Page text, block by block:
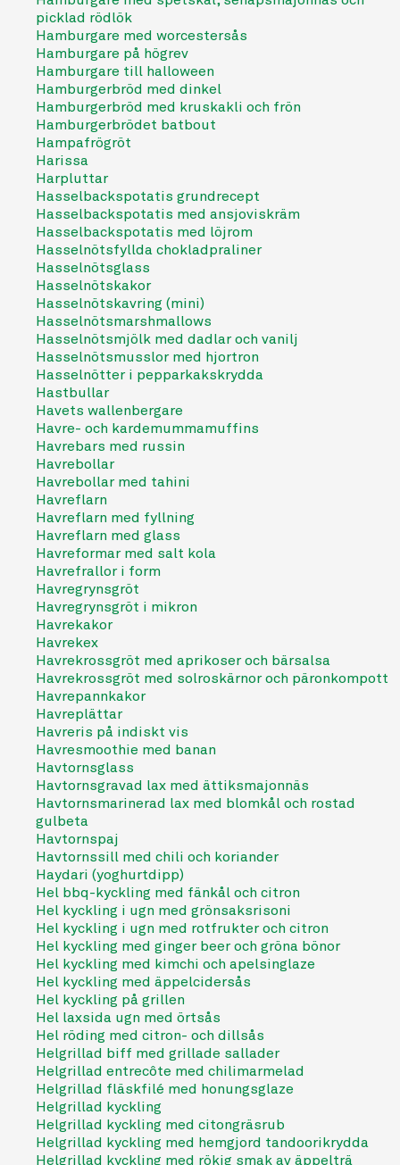
picklad rödlök
Hamburgare med worcestersås
Hamburgare på högrev
Hamburgare till halloween
Hamburgerbröd med dinkel
Hamburgerbröd med kruskakli och frön
Hamburgerbrödet batbout
Hampafrögröt
Harissa
Harpluttar
Hasselbackspotatis grundrecept
Hasselbackspotatis med ansjoviskräm
Hasselbackspotatis med löjrom
Hasselnötsfyllda chokladpraliner
Hasselnötsglass
Hasselnötskakor
Hasselnötskavring (mini)
Hasselnötsmarshmallows
Hasselnötsmjölk med dadlar och vanilj
Hasselnötsmusslor med hjortron
Hasselnötter i pepparkakskrydda
Hastbullar
Havets wallenbergare
Havre- och kardemummamuffins
Havrebars med russin
Havrebollar
Havrebollar med tahini
Havreflarn
Havreflarn med fyllning
Havreflarn med glass
Havreformar med salt kola
Havrefrallor i form
Havregrynsgröt
Havregrynsgröt i mikron
Havrekakor
Havrekex
Havrekrossgröt med aprikoser och bärsalsa
Havrekrossgröt med solroskärnor och päronkompott
Havrepannkakor
Havreplättar
Havreris på indiskt vis
Havresmoothie med banan
Havtornsglass
Havtornsgravad lax med ättiksmajonnäs
Havtornsmarinerad lax med blomkål och rostad
gulbeta
Havtornspaj
Havtornssill med chili och koriander
Haydari (yoghurtdipp)
Hel bbq-kyckling med fänkål och citron
Hel kyckling i ugn med grönsaksrisoni
Hel kyckling i ugn med rotfrukter och citron
Hel kyckling med ginger beer och gröna bönor
Hel kyckling med kimchi och apelsinglaze
Hel kyckling med äppelcidersås
Hel kyckling på grillen
Hel laxsida ugn med örtsås
Hel röding med citron- och dillsås
Helgrillad biff med grillade sallader
Helgrillad entrecôte med chilimarmelad
Helgrillad fläskfilé med honungsglaze
Helgrillad kyckling
Helgrillad kyckling med citongräsrub
Helgrillad kyckling med hemgjord tandoorikrydda
Helgrillad kyckling med rökig smak av äppelträ